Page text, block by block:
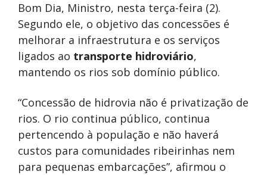
Bom Dia, Ministro, nesta terça-feira (2).
Segundo ele, o objetivo das concessões é
melhorar a infraestrutura e os serviços
ligados ao transporte hidroviário,
mantendo os rios sob domínio público.
“Concessão de hidrovia não é privatização de
rios. O rio continua público, continua
pertencendo à população e não haverá
custos para comunidades ribeirinhas nem
para pequenas embarcações”, afirmou o